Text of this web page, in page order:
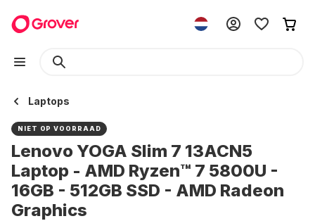
Laptops
NIET OP VOORRAAD
Lenovo YOGA Slim 7 13ACN5
Laptop - AMD Ryzen™ 7 5800U -
16GB - 512GB SSD - AMD Radeon
Graphics